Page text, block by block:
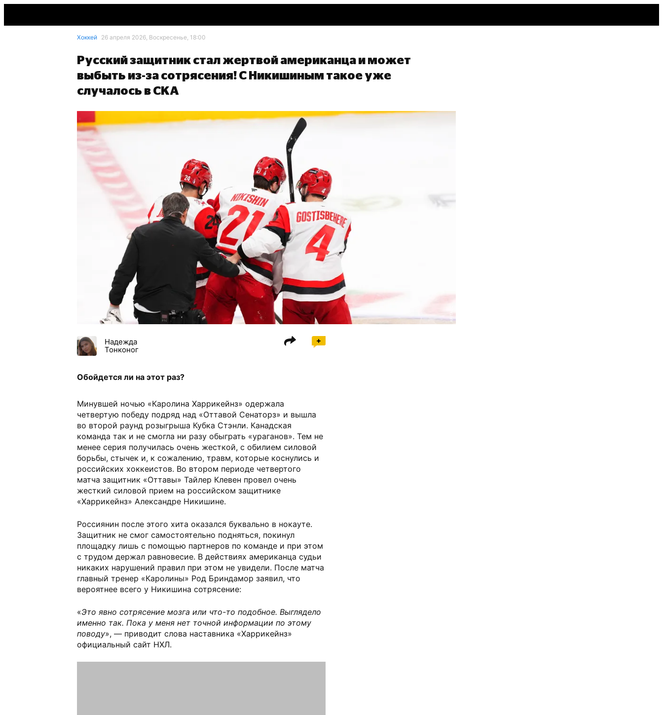
Хоккей 26 апреля 2026, Воскресенье, 18:00
Русский защитник стал жертвой американца и может
выбыть из-за сотрясения! С Никишиным такое уже
случалось в СКА
AP/ТАСС
Надежда
Тонконог
Обойдется ли на этот раз?
Минувшей ночью «Каролина Харрикейнз» одержала
четвертую победу подряд над «Оттавой Сенаторз» и вышла
во второй раунд розыгрыша Кубка Стэнли. Канадская
команда так и не смогла ни разу обыграть «ураганов». Тем не
менее серия получилась очень жесткой, с обилием силовой
борьбы, стычек и, к сожалению, травм, которые коснулись и
российских хоккеистов. Во втором периоде четвертого
матча защитник «Оттавы» Тайлер Клевен провел очень
жесткий силовой прием на российском защитнике
«Харрикейнз» Александре Никишине.
Россиянин после этого хита оказался буквально в нокауте.
Защитник не смог самостоятельно подняться, покинул
площадку лишь с помощью партнеров по команде и при этом
с трудом держал равновесие. В действиях американца судьи
никаких нарушений правил при этом не увидели. После матча
главный тренер «Каролины» Род Бриндамор заявил, что
вероятнее всего у Никишина сотрясение:
«Это явно сотрясение мозга или что-то подобное. Выглядело
именно так. Пока у меня нет точной информации по этому
поводу», — приводит слова наставника «Харрикейнз»
официальный сайт НХЛ.